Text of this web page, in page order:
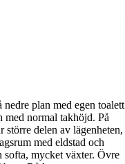
plan med egen toalett
med normal takhöjd. På
delen av lägenheten,
med eldstad och
softa, mycket växter. Övre